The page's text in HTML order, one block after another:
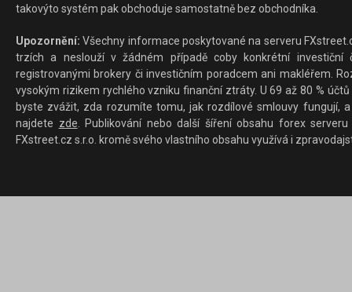
takovýto systém pak obchoduje samostatně bez obchodníka.
Upozornění: Všechny informace poskytované na serveru
trzích a neslouží v žádném případě coby konkrétní investiční
registrovanými brokery či investičním poradcem ani makléřem.
vysokým rizikem rychlého vzniku finanční ztráty. U 69 až 80 %
byste zvážit, zda rozumíte tomu, jak rozdílové smlouvy fungují,
najdete zde. Publikování nebo další šíření obsahu forex
FXstreet.cz s.r.o. kromě svého vlastního obsahu využívá i